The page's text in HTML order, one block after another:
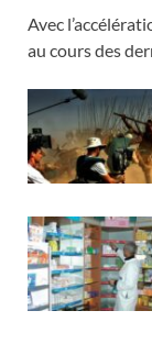
Avec
au cours des